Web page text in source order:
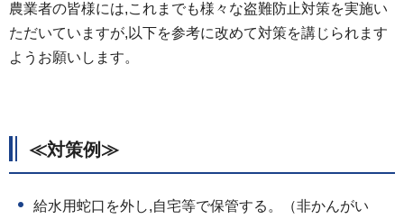
農業者の皆様には,これまでも様々な盗難防止対策を実施い
ただいていますが,以下を参考に改めて対策を講じられます
ようお願いします。
≪対策例≫
給水用蛇口を外し,自宅等で保管する。（非かんがい